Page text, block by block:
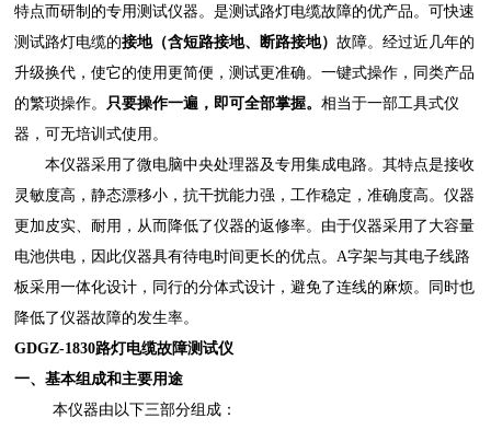
特点而研制的专用测试仪器。是测试路灯电缆故障的优产品。可快速
测试路灯电缆的接地（含短路接地、断路接地）故障。经过近几年的
升级换代，使它的使用更简便，测试更准确。一键式操作，同类产品
的繁琐操作。
只要操作一遍，即可全部掌握。相当于一部工具式仪
器，可无培训式使用。
本仪器采用了微电脑中央处理器及专用集成电路。其特点是接收
灵敏度高，静态漂移小，抗干扰能力强，工作稳定，准确度高。仪器
更加皮实、耐用，从而降低了仪器的返修率。由于仪器采用了大容量
电池供电，因此仪器具有待电时间更长的优点。 A字架与其电子线路
板采用一体化设计，同行的分体式设计，避免了连线的麻烦。同时也
降低了仪器故障的发生率。
GDGZ-1830路灯电缆故障测试仪
一、基本组成和主要用途
本仪器由以下三部分组成：